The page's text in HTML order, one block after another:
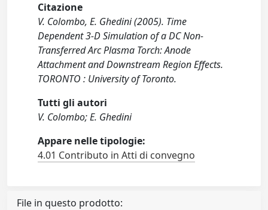
Citazione
V. Colombo, E. Ghedini (2005). Time
Dependent 3-D Simulation of a DC Non-
Transferred Arc Plasma Torch: Anode
Attachment and Downstream Region Effects.
TORONTO : University of Toronto.
Tutti gli autori
V. Colombo; E. Ghedini
Appare nelle tipologie:
4.01 Contributo in Atti di convegno
File in questo prodotto: